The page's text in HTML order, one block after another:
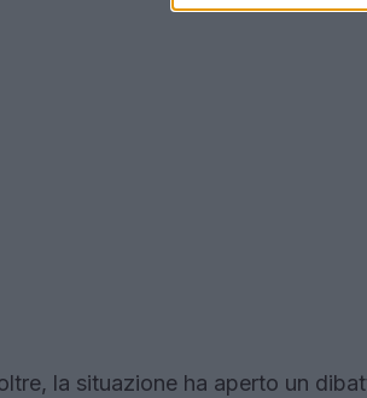
la situazione ha aperto un